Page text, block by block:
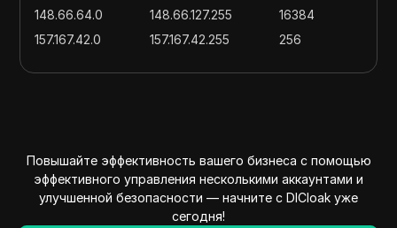
148.66.64.0
148.66.127.255
16384
157.167.42.0
157.167.42.255
256
194.214.253.0
194.214.255.255
768
194.254.0.0
194.254.0.255
256
202.90.95.255
Повышайте эффективность вашего бизнеса с помощью
эффективного управления несколькими аккаунтами и
улучшенной безопасности — начните с DICloak уже
сегодня!